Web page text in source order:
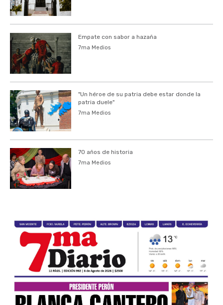
Empate con sabor a hazaña
7ma Medios
"Un héroe de su patria debe estar donde la
patria duele"
7ma Medios
70 años de historia
7ma Medios